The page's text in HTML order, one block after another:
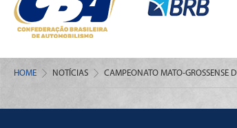
HOME NOTÍCIAS CAMPEONATO MATO-GROSSENSE